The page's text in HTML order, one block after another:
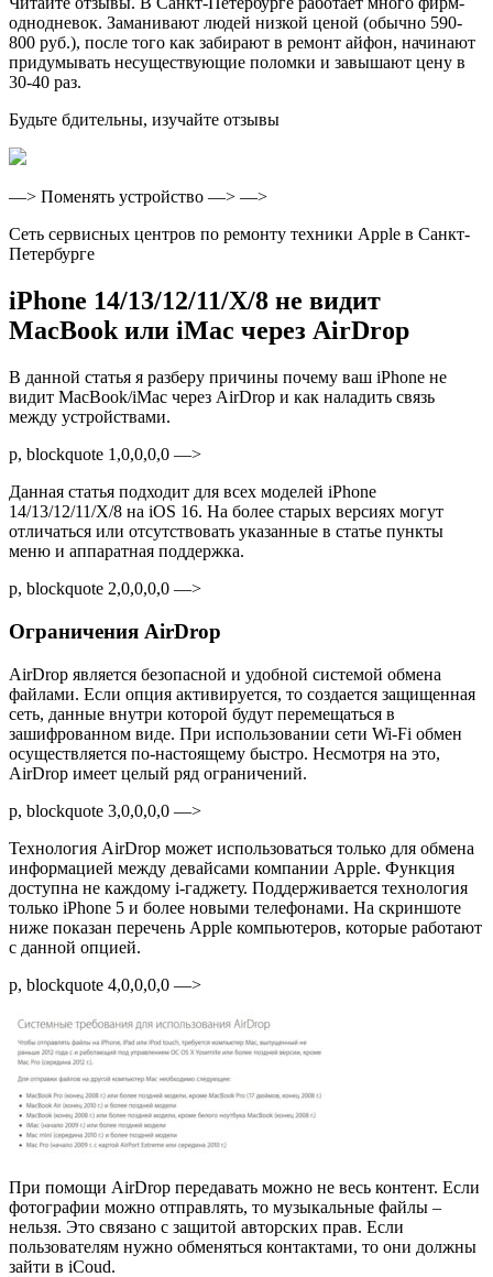
однодневок. Заманивают людей низкой ценой (обычно 590-
800 руб.), после того как забирают в ремонт айфон, начинают
придумывать несуществующие поломки и завышают цену в
30-40 раз.
Будьте бдительны, изучайте отзывы
—> Поменять устройство —> —>
Сеть сервисных центров по ремонту техники Apple в Санкт-
Петербурге
iPhone 14/13/12/11/X/8 не видит
MacBook или iMac через AirDrop
В данной статья я разберу причины почему ваш iPhone не
видит MacBook/iMac через AirDrop и как наладить связь
между устройствами.
p, blockquote 1,0,0,0,0 —>
Данная статья подходит для всех моделей iPhone
14/13/12/11/X/8 на iOS 16. На более старых версиях могут
отличаться или отсутствовать указанные в статье пункты
меню и аппаратная поддержка.
p, blockquote 2,0,0,0,0 —>
Ограничения AirDrop
AirDrop является безопасной и удобной системой обмена
файлами. Если опция активируется, то создается защищенная
сеть, данные внутри которой будут перемещаться в
зашифрованном виде. При использовании сети Wi-Fi обмен
осуществляется по-настоящему быстро. Несмотря на это,
AirDrop имеет целый ряд ограничений.
p, blockquote 3,0,0,0,0 —>
Технология AirDrop может использоваться только для обмена
информацией между девайсами компании Apple. Функция
доступна не каждому i-гаджету. Поддерживается технология
только iPhone 5 и более новыми телефонами. На скриншоте
ниже показан перечень Apple компьютеров, которые работают
с данной опцией.
p, blockquote 4,0,0,0,0 —>
При помощи AirDrop передавать можно не весь контент. Если
фотографии можно отправлять, то музыкальные файлы –
нельзя. Это связано с защитой авторских прав. Если
пользователям нужно обменяться контактами, то они должны
зайти в iCoud.